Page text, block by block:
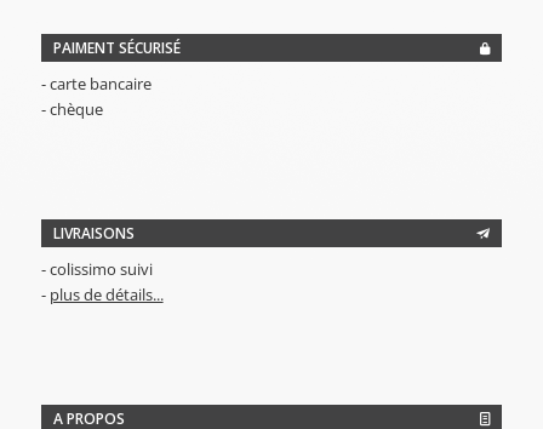
PAIMENT SÉCURISÉ
- carte bancaire
- chèque
LIVRAISONS
- colissimo suivi
- plus de détails...
A PROPOS